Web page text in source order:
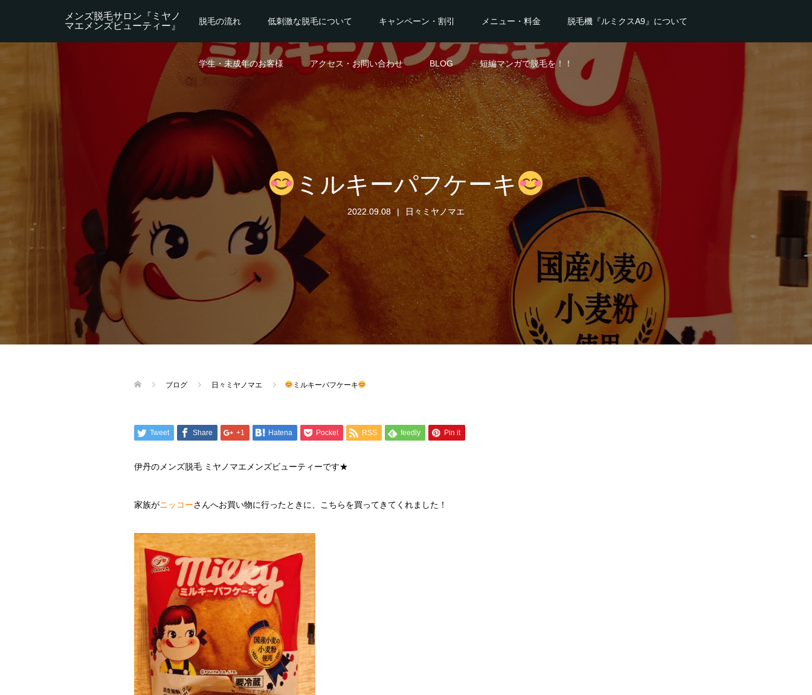
メンズ脱毛サロン『ミヤノ
マエメンズビューティー』
脱毛の流れ 低刺激な脱毛について キャンペーン・割引 メニュー・料金 脱毛機『ルミクスA9』について
学生・未成年のお客様 アクセス・お問い合わせ BLOG 短編マンガで脱毛を！！
ミルキーパフケーキ
2022.09.08 日々ミヤノマエ
ブログ 日々ミヤノマエ ミルキーパフケーキ
Tweet Share +1 Hatena Pocket RSS feedly Pin it
伊丹のメンズ脱毛 ミヤノマエメンズビューティーです★
家族がニッコーさんへお買い物に行ったときに、こちらを買ってきてくれました！